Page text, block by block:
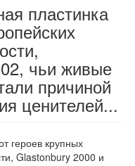
пластинка
чьи живые
причиной
ценителей...
героев крупных
Glastonbury 2000 и